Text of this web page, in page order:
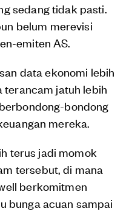
sedang tidak pasti.
belum merevisi
emiten AS.
data ekonomi lebih
terancam jatuh lebih
bondong
mereka.
terus jadi momok
tersebut, di mana
berkomitmen
bunga acuan sampai